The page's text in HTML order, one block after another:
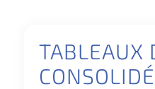
TABLEAUX